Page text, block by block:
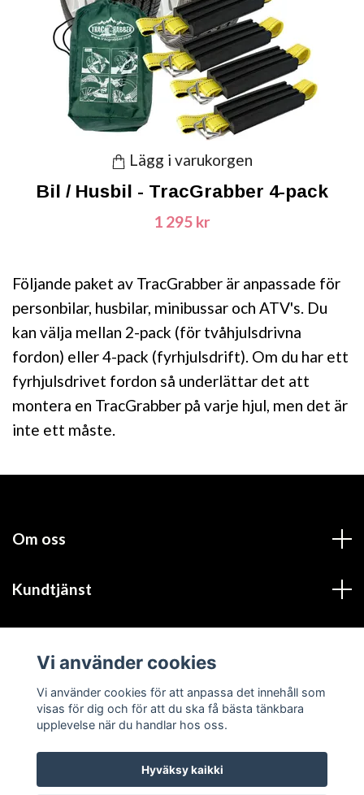
Lägg i varukorgen
Bil / Husbil - TracGrabber 4-pack
1 295 kr
Följande paket av TracGrabber är anpassade för
personbilar, husbilar, minibussar och ATV's. Du
kan välja mellan 2-pack (för tvåhjulsdrivna
fordon) eller 4-pack (fyrhjulsdrift). Om du har ett
fyrhjulsdrivet fordon så underlättar det att
montera en TracGrabber på varje hjul, men det är
inte ett måste.
Om oss
Kundtjänst
Social Media
Vi använder cookies
Vi använder cookies för att anpassa det innehåll som
visas för dig och för att du ska få bästa tänkbara
upplevelse när du handlar hos oss.
Hyväksy kaikki